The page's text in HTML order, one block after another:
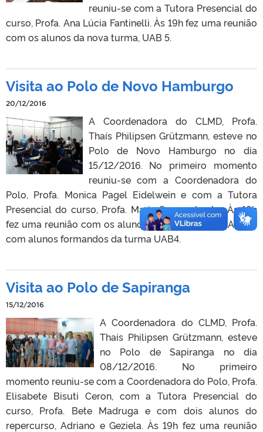
reuniu-se com a Tutora Presencial do
curso, Profa. Ana Lúcia Fantinelli. Às 19h fez uma reunião
com os alunos da nova turma, UAB 5.
Visita ao Polo de Novo Hamburgo
20/12/2016
A Coordenadora do CLMD, Profa.
Thaís Philipsen Grützmann, esteve no
Polo de Novo Hamburgo no dia
15/12/2016. No primeiro momento
reuniu-se com a Coordenadora do
Polo, Profa. Monica Pagel Eidelwein e com a Tutora
Presencial do curso, Profa. Maria Suzana Locks. Às 19h
fez uma reunião com os alunos da nova turma, UAB 5 e
com alunos formandos da turma UAB4.
Visita ao Polo de Sapiranga
15/12/2016
A Coordenadora do CLMD, Profa.
Thaís Philipsen Grützmann, esteve
no Polo de Sapiranga no dia
08/12/2016. No primeiro
momento reuniu-se com a Coordenadora do Polo, Profa.
Elisabete Bisuti Ceron, com a Tutora Presencial do
curso, Profa. Bete Madruga e com dois alunos do
repercurso, Adriano e Geziela. Às 19h fez uma reunião